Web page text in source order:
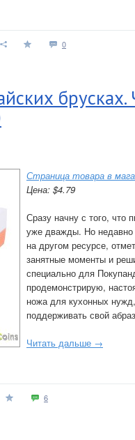
0
брусках.
Страница товара в
Цена: $4.79
Сразу начну с того, что
уже дважды. Но недавно
на другом ресурсе,
занятные моменты и
специально для
продемонстрирую,
ножа для кухонных
поддерживать свой
Читать дальше →
6